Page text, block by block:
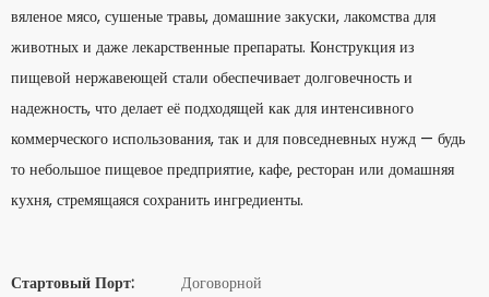
вяленое мясо, сушеные травы, домашние закуски, лакомства для
животных и даже лекарственные препараты. Конструкция из
пищевой нержавеющей стали обеспечивает долговечность и
надежность, что делает её подходящей как для интенсивного
коммерческого использования, так и для повседневных нужд — будь
то небольшое пищевое предприятие, кафе, ресторан или домашняя
кухня, стремящаяся сохранить ингредиенты.
Стартовый Порт:
Договорной